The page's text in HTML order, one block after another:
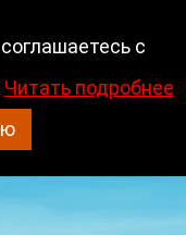
с
Читать подробнее